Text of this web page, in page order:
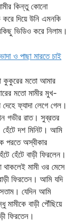
কিন্তু কোনো
দিয়ে উনি এমনকি
ভিডিও করে নিলাম।
ও পাছা মারতে চাই
কুকুরের মতো আমার
মতো মামীর মুখ-
ফ্যাদা লেগে গেল।
গভীর রাত। সুব্রতর
হেঁটে দশ মিনিট। আমি
পরতে অস্বীকার
হেঁটে বাড়ী ফিরলেন।
থাকলেই মামী ওর মেসে
ফিরতেন। আমি যদি
যেদিন আমি
মামীকে বাড়ী পৌঁছিয়ে
ফিরতেন।